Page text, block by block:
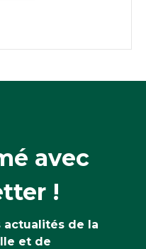
avec
!
actualités de la
et de